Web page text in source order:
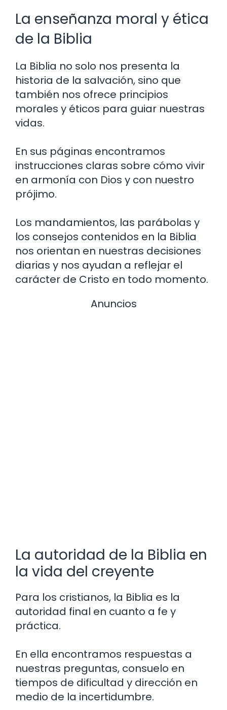
La enseñanza moral y ética
de la Biblia
La Biblia no solo nos presenta la
historia de la salvación, sino que
también nos ofrece principios
morales y éticos para guiar nuestras
vidas.
En sus páginas encontramos
instrucciones claras sobre cómo vivir
en armonía con Dios y con nuestro
prójimo.
Los mandamientos, las parábolas y
los consejos contenidos en la Biblia
nos orientan en nuestras decisiones
diarias y nos ayudan a reflejar el
carácter de Cristo en todo momento.
Anuncios
La autoridad de la Biblia en
la vida del creyente
Para los cristianos, la Biblia es la
autoridad final en cuanto a fe y
práctica.
En ella encontramos respuestas a
nuestras preguntas, consuelo en
tiempos de dificultad y dirección en
medio de la incertidumbre.